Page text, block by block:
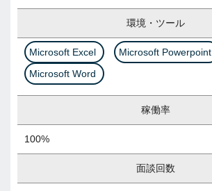
環境・ツール
Microsoft Excel
Microsoft Powerpoint
Microsoft Word
稼働率
100%
面談回数